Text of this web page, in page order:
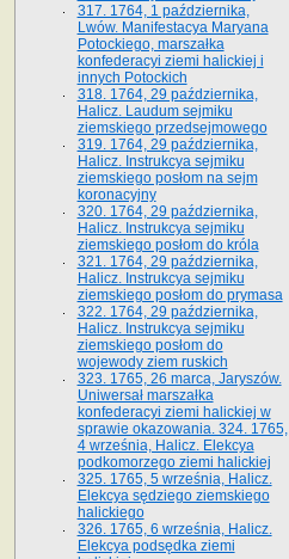
317. 1764, 1 października,
Lwów. Manifestacya Maryana
Potockiego, marszałka
konfederacyi ziemi halickiej i
innych Potockich
318. 1764, 29 października,
Halicz. Laudum sejmiku
ziemskiego przedsejmowego
319. 1764, 29 października,
Halicz. Instrukcya sejmiku
ziemskiego posłom na sejm
koronacyjny
320. 1764, 29 października,
Halicz. Instrukcya sejmiku
ziemskiego posłom do króla
321. 1764, 29 października,
Halicz. Instrukcya sejmiku
ziemskiego posłom do prymasa
322. 1764, 29 października,
Halicz. Instrukcya sejmiku
ziemskiego posłom do
wojewody ziem ruskich
323. 1765, 26 marca, Jaryszów.
Uniwersał marszałka
konfederacyi ziemi halickiej w
sprawie okazowania. 324. 1765,
4 września, Halicz. Elekcya
podkomorzego ziemi halickiej
325. 1765, 5 września, Halicz.
Elekcya sędziego ziemskiego
halickiego
326. 1765, 6 września, Halicz.
Elekcya podsędka ziemi